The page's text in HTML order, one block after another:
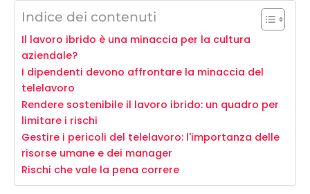
Indice dei contenuti
Il lavoro ibrido è una minaccia per la cultura
aziendale?
I dipendenti devono affrontare la minaccia del
telelavoro
Rendere sostenibile il lavoro ibrido: un quadro per
limitare i rischi
Gestire i pericoli del telelavoro: l'importanza delle
risorse umane e dei manager
Rischi che vale la pena correre